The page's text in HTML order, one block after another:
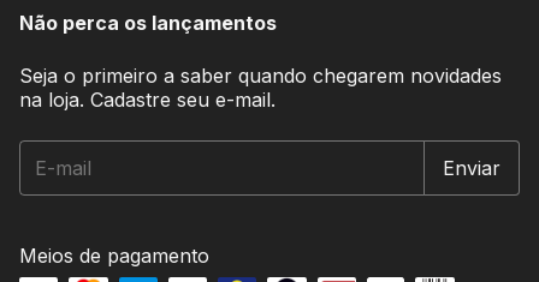
Não perca os lançamentos
Seja o primeiro a saber quando chegarem novidades
na loja. Cadastre seu e-mail.
Meios de pagamento